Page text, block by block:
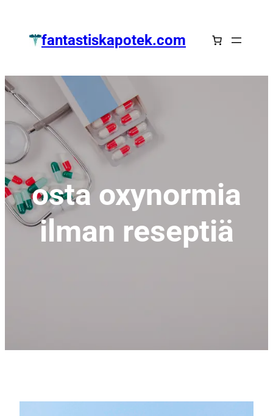
springenfantastiskapotek.com
osta oxynormia
ilman reseptiä